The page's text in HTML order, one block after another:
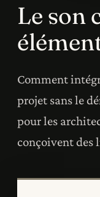
Le son
Comment
projet sans le
pour les
conçoivent des